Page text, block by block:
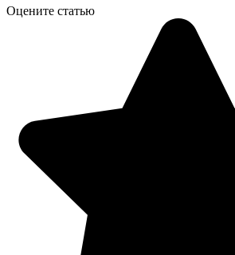
Оцените статью